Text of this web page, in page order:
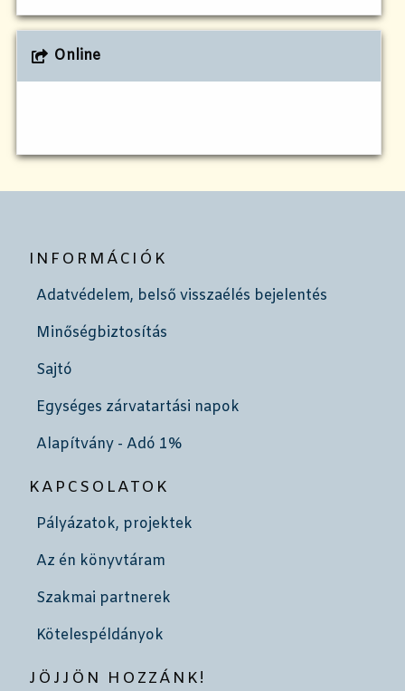
Online
INFORMÁCIÓK
Adatvédelem, belső visszaélés bejelentés
Minőségbiztosítás
Sajtó
Egységes zárvatartási napok
Alapítvány - Adó 1%
KAPCSOLATOK
Pályázatok, projektek
Az én könyvtáram
Szakmai partnerek
Kötelespéldányok
JÖJJÖN HOZZÁNK!